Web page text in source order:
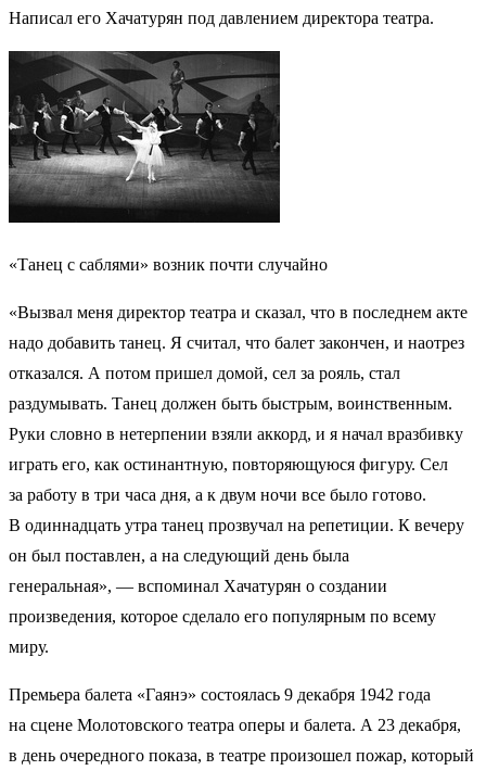
Написал его Хачатурян под давлением директора театра.
«Танец с саблями» возник почти случайно
«Вызвал меня директор театра и сказал, что в последнем акте
надо добавить танец. Я считал, что балет закончен, и наотрез
отказался. А потом пришел домой, сел за рояль, стал
раздумывать. Танец должен быть быстрым, воинственным.
Руки словно в нетерпении взяли аккорд, и я начал вразбивку
играть его, как остинантную, повторяющуюся фигуру. Сел
за работу в три часа дня, а к двум ночи все было готово.
В одиннадцать утра танец прозвучал на репетиции. К вечеру
он был поставлен, а на следующий день была
генеральная», — вспоминал Хачатурян о создании
произведения, которое сделало его популярным по всему
миру.
Премьера балета «Гаянэ» состоялась 9 декабря 1942 года
на сцене Молотовского театра оперы и балета. А 23 декабря,
в день очередного показа, в театре произошел пожар, который